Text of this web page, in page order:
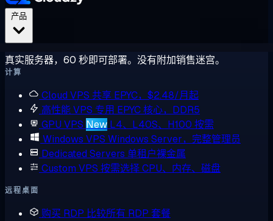
真实服务器，60 秒即可部署。没有附加销售迷宫。
计算
Cloud VPS 共享 EPYC，$2.48/月起
高性能 VPS 专用 EPYC 核心，DDR5
GPU VPS New L4、L40S、H100 按需
Windows VPS Windows Server，完整管理员
Dedicated Servers 单租户裸金属
Custom VPS 按需选择 CPU、内存、磁盘
远程桌面
购买 RDP 比较所有 RDP 套餐